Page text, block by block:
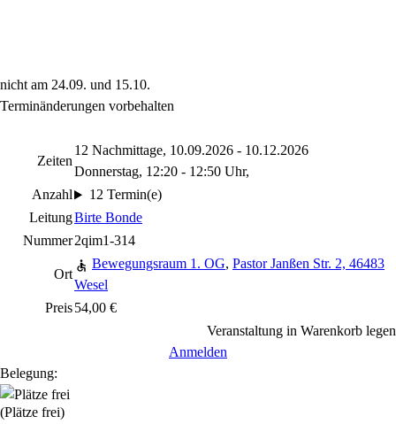
nicht am 24.09. und 15.10.
Terminänderungen vorbehalten
Zeiten
12 Nachmittage, 10.09.2026 - 10.12.2026
Donnerstag, 12:20 - 12:50 Uhr,
Anzahl
12 Termin(e)
LeitungBirte Bonde
Nummer2qim1-314
Ort
Bewegungsraum 1. OG, Pastor Janßen Str. 2, 46483
Wesel
Preis54,00 €
Veranstaltung in Warenkorb legen
Anmelden
Belegung:
(Plätze frei)